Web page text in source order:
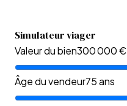
Simulateur viager
Valeur du bien300 000 €
Âge du vendeur75ans